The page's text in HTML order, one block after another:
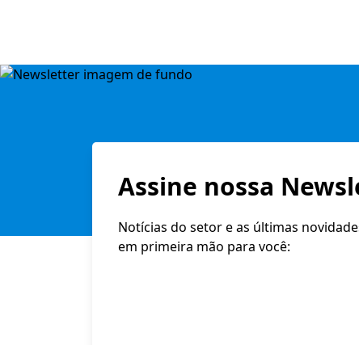
Assine nossa
Notícias do setor e as últimas
em primeira mão para você: